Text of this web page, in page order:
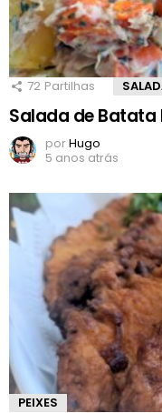
72 Partilhas
Salada de
porHugo
5 anos atrás
PEIXES